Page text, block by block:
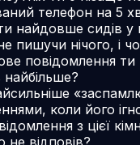
телефон на 5
найдовше сидів у
пишучи нічого, і
повідомлення
найбільше?
коли його
з цієї
не відповів?